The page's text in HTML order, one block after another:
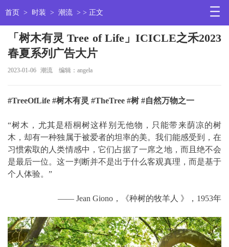
首页 > 时装 > 潮流 > > 正文
「树木有灵 Tree of Life」ICICLE之禾2023
春夏系列广告大片
2023-01-06 潮流 编辑：angela
#TreeOfLife #树木有灵 #TheTree #树 #自然万物之一
“树木，尤其是梧桐树这样别无他物，只能带来荫凉的树
木，却有一种独属于被爱者的坦率的美。我们能感受到，在
习惯索取的人类情感中，它们占据了一席之地，而且绝不会
是最后一位。这一判断并不是出于什么客观真理，而是基于
个人体验。”
―― Jean Giono，《种树的牧羊人 》，1953年